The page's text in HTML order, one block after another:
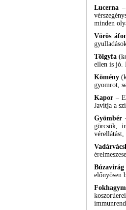
Lucerna
minden
Vörös
Tölgyfa
ellen is jó.
Kömény
gyomrot,
Kapor –
Javítja a
Gyömbér
görcsök,
vérellátást,
Búzavirág
előnyösen